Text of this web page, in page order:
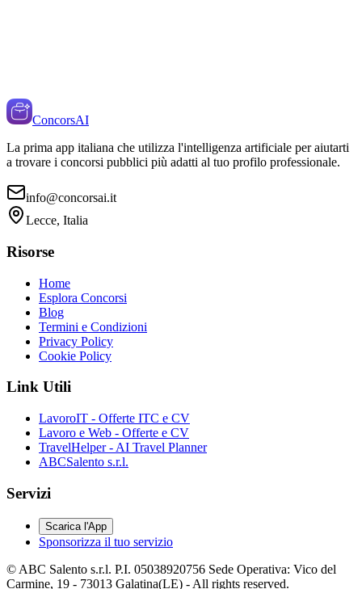
ConcorsAI
La prima app italiana che utilizza l'intelligenza artificiale per aiutarti
a trovare i concorsi pubblici più adatti al tuo profilo professionale.
info@concorsai.it
Lecce, Italia
Risorse
Home
Esplora Concorsi
Blog
Termini e Condizioni
Privacy Policy
Cookie Policy
Link Utili
LavoroIT - Offerte ITC e CV
Lavoro e Web - Offerte e CV
TravelHelper - AI Travel Planner
ABCSalento s.r.l.
Servizi
Scarica l'App
Sponsorizza il tuo servizio
© ABC Salento s.r.l. P.I. 05038920756 Sede Operativa: Vico del
Carmine, 19 - 73013 Galatina(LE) - All rights reserved.